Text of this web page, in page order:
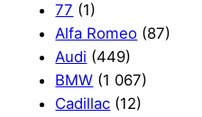
77 (1)
Alfa Romeo (87)
Audi (449)
BMW (1 067)
Cadillac (12)